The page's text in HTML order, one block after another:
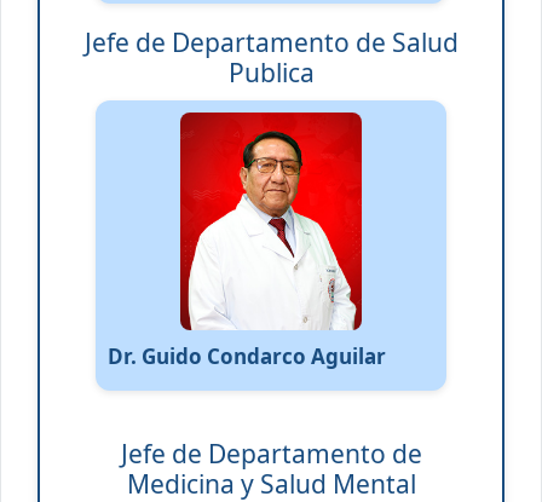
Jefe de Departamento de Salud
Publica
Dr. Guido Condarco Aguilar
Jefe de Departamento de
Medicina y Salud Mental